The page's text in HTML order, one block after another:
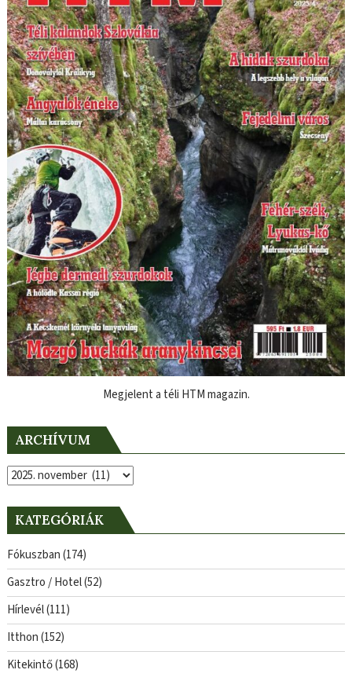
Megjelent a téli HTM magazin.
ARCHÍVUM
Archívum
KATEGÓRIÁK
Fókuszban(174)
Gasztro / Hotel(52)
Hírlevél(111)
Itthon(152)
Kitekintő(168)